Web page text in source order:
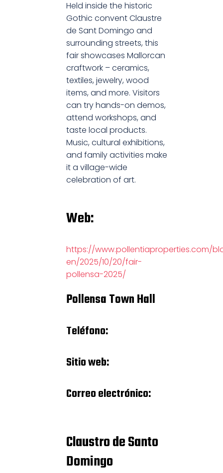
Held inside the historic
Gothic convent Claustre
de Sant Domingo and
surrounding streets, this
fair showcases Mallorcan
craftwork – ceramics,
textiles, jewelry, wood
items, and more. Visitors
can try hands-on demos,
attend workshops, and
taste local products.
Music, cultural exhibitions,
and family activities make
it a village-wide
celebration of art.
Web:
https://www.pollentiaproperties.com/
en/2025/10/20/fair-
pollensa-2025/
Pollensa Town Hall
Teléfono:
Sitio web:
Correo electrónico:
Claustro de Santo
Domingo